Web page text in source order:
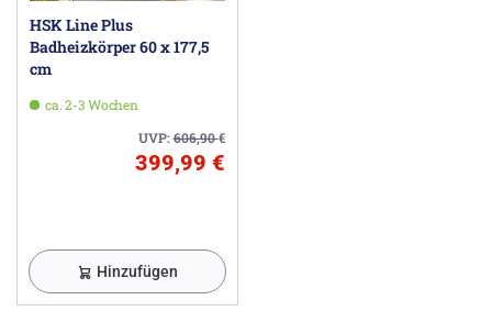
HSK Line Plus
Badheizkörper 60 x 177,5
cm
ca. 2-3 Wochen
UVP:606,90€
399,99 €
Hinzufügen